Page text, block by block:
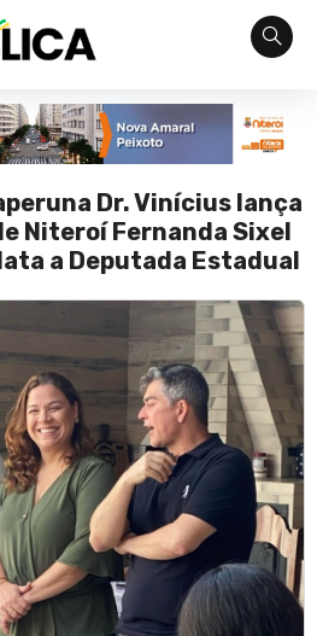
Dr. Vinícius lança
Niteroí Fernanda Sixel
a Deputada Estadual